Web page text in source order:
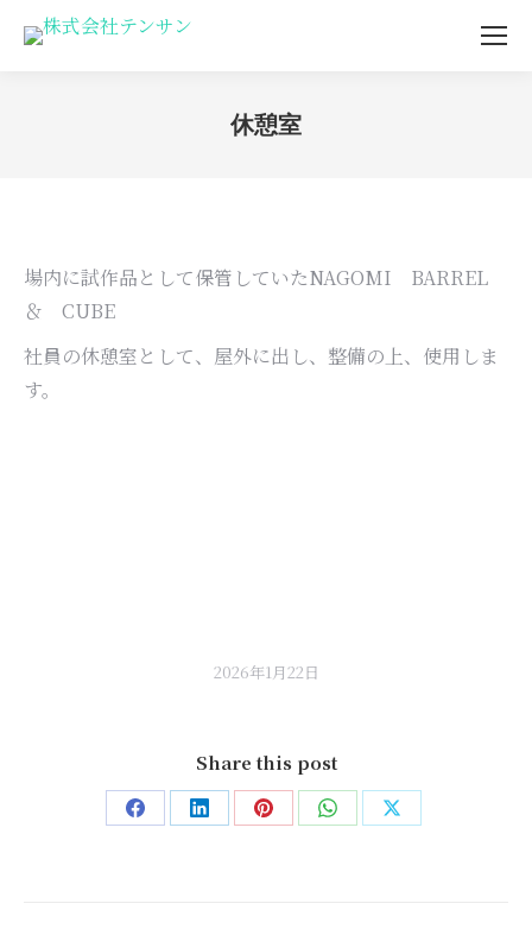
休憩室
場内に試作品として保管していたNAGOMI BARREL
＆ CUBE
社員の休憩室として、屋外に出し、整備の上、使用しま
す。
2026年1月22日
Share this post
Share Share Share Share Share